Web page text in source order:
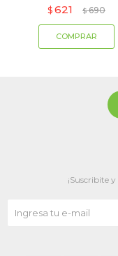
$ 621 $ 690
¡Suscribite